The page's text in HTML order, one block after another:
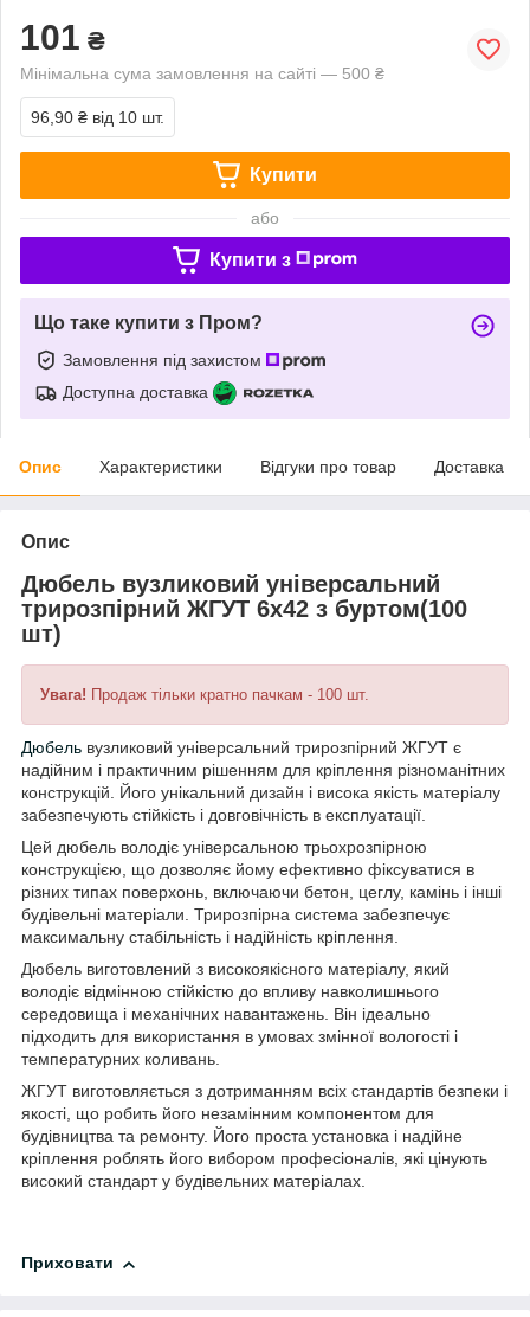
101 ₴
Мінімальна сума замовлення на сайті — 500 ₴
96,90 ₴ від 10 шт.
Купити
або
Купити з
Що таке купити з Пром?
Замовлення під захистом
Доступна доставка
Опис Характеристики Відгуки про товар Доставка
Опис
Дюбель вузликовий універсальний
трирозпірний ЖГУТ 6х42 з буртом(100
шт)
Увага! Продаж тільки кратно пачкам - 100 шт.
Дюбель вузликовий універсальний трирозпірний ЖГУТ є
надійним і практичним рішенням для кріплення різноманітних
конструкцій. Його унікальний дизайн і висока якість матеріалу
забезпечують стійкість і довговічність в експлуатації.
Цей дюбель володіє універсальною трьохрозпірною
конструкцією, що дозволяє йому ефективно фіксуватися в
різних типах поверхонь, включаючи бетон, цеглу, камінь і інші
будівельні матеріали. Трирозпірна система забезпечує
максимальну стабільність і надійність кріплення.
Дюбель виготовлений з високоякісного матеріалу, який
володіє відмінною стійкістю до впливу навколишнього
середовища і механічних навантажень. Він ідеально
підходить для використання в умовах змінної вологості і
температурних коливань.
ЖГУТ виготовляється з дотриманням всіх стандартів безпеки і
якості, що робить його незамінним компонентом для
будівництва та ремонту. Його проста установка і надійне
кріплення роблять його вибором професіоналів, які цінують
високий стандарт у будівельних матеріалах.
Приховати